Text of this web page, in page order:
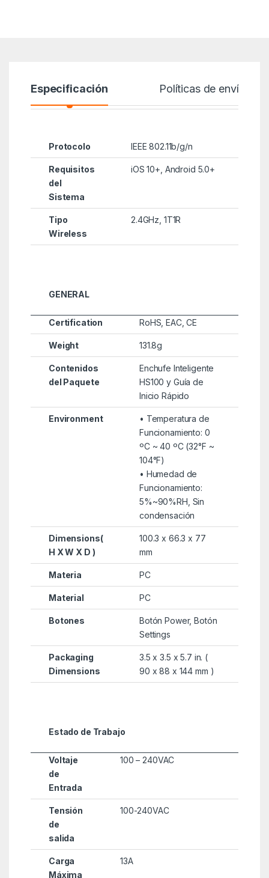
Especificación Políticas de envío
Protocolo IEEE 802.11b/g/n
Requisitos
del
Sistema
iOS 10+, Android 5.0+
Tipo
Wireless
2.4GHz, 1T1R
GENERAL
Certification RoHS, EAC, CE
Weight 131.8g
Contenidos
del Paquete
Enchufe Inteligente
HS100 y Guía de
Inicio Rápido
Environment
• Temperatura de
Funcionamiento: 0
ºC ~ 40 ºC (32°F ~
104°F)
• Humedad de
Funcionamiento:
5%~90%RH, Sin
condensación
Dimensions(
H X W X D )
100.3 x 66.3 x 77
mm
Materia PC
Material PC
Botones
Botón Power, Botón
Settings
Packaging
Dimensions
3.5 x 3.5 x 5.7 in. (
90 x 88 x 144 mm )
Estado de Trabajo
Voltaje
de
Entrada
100 – 240VAC
Tensión
de
salida
100-240VAC
Carga
Máxima
13A